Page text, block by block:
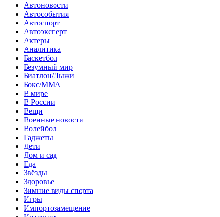
Автоновости
Автособытия
Автоспорт
Автоэксперт
Актеры
Аналитика
Баскетбол
Безумный мир
Биатлон/Лыжи
Бокс/MMA
В мире
В России
Вещи
Военные новости
Волейбол
Гаджеты
Дети
Дом и сад
Еда
Звёзды
Здоровье
Зимние виды спорта
Игры
Импортозамещение